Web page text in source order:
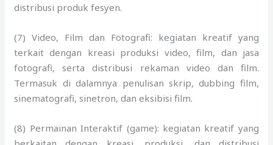
distribusi produk fesyen.
(7) Video, Film dan Fotografi: kegiatan kreatif yang
terkait dengan kreasi produksi video, film, dan jasa
fotografi, serta distribusi rekaman video dan film.
Termasuk di dalamnya penulisan skrip, dubbing film,
sinematografi, sinetron, dan eksibisi film.
(8) Permainan Interaktif (game): kegiatan kreatif yang